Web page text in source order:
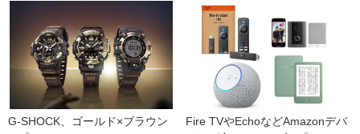
G-SHOCK、ゴールド×ブラウン
Fire TVやEchoなどAmazonデバ